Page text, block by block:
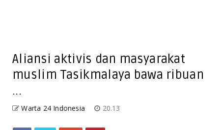
Aliansi aktivis dan masyarakat
muslim Tasikmalaya bawa ribuan
...
Warta 24 Indonesia 20.13